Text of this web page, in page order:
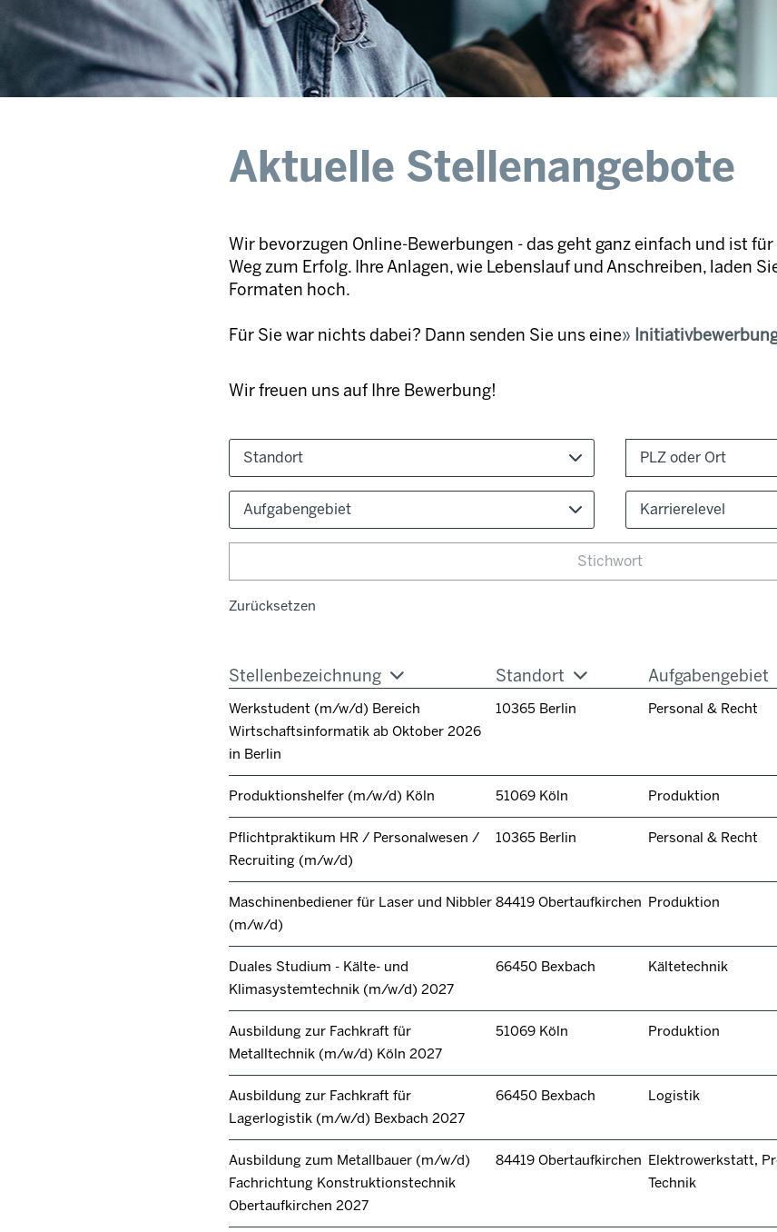
Aktuelle Stellenangebote
Wir bevorzugen Online-Bewerbungen - das geht ganz einfach und ist
Weg zum Erfolg. Ihre Anlagen, wie Lebenslauf und Anschreiben, laden
Formaten hoch.
Für Sie war nichts dabei? Dann senden Sie uns eine
Wir freuen uns auf Ihre Bewerbung!
Standort
Aufgabengebiet Karrierelevel
Zurücksetzen
Stellenbezeichnung Standort Aufgabengebiet
Werkstudent (m/w/d) Bereich
Wirtschaftsinformatik ab Oktober 2026
in Berlin
10365 Berlin Personal & Recht
Produktionshelfer (m/w/d) Köln 51069 Köln Produktion
Pflichtpraktikum HR / Personalwesen /
Recruiting (m/w/d)
10365 Berlin Personal & Recht
Maschinenbediener für Laser und Nibbler
(m/w/d)
84419 Obertaufkirchen Produktion
Duales Studium - Kälte- und
Klimasystemtechnik (m/w/d) 2027
66450 Bexbach Kältetechnik
Ausbildung zur Fachkraft für
Metalltechnik (m/w/d) Köln 2027
51069 Köln Produktion
Ausbildung zur Fachkraft für
Lagerlogistik (m/w/d) Bexbach 2027
66450 Bexbach Logistik
Ausbildung zum Metallbauer (m/w/d)
Fachrichtung Konstruktionstechnik
Obertaufkirchen 2027
84419 Obertaufkirchen Elektrowerkstatt,
Technik